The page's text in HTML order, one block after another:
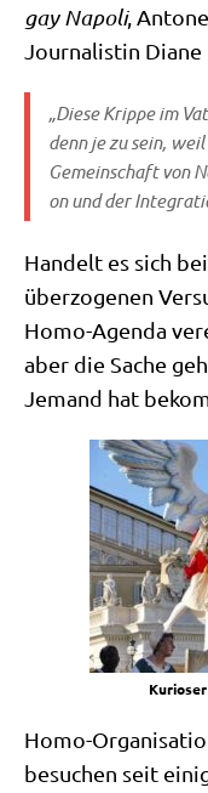
gay Napo­li,
Jour­na­li­stin Dia­ne
„Die­se Krip­pe im
denn je zu sein,
Gemein­schaft von
on und der
Han­delt es sich
über­zo­ge­nen
Homo-Agen­da
aber die Sache
Jemand hat
Homo-
besu­chen seit